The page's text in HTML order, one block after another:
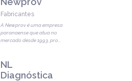
Fabricantes
A Newprov é uma empresa
paranaense que atua no
mercado desde 1993, pro
NL
Diagnóstica